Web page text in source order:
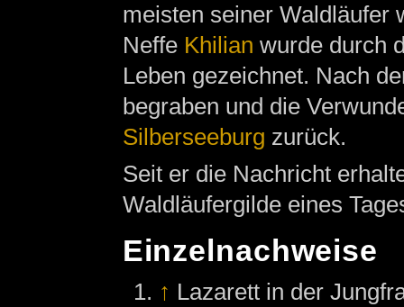
meisten seiner Waldläufer
Neffe Khilian wurde durch
Leben gezeichnet. Nach
begraben und die
Silberseeburg zurück.
Seit er die Nachricht
Waldläufergilde eines
Einzelnachweise
↑ Lazarett in der